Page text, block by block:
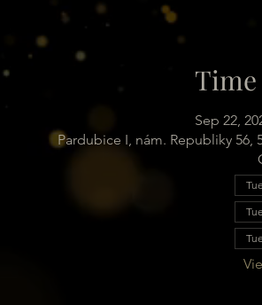
Sep 22,
Pardubice I, nám. Republiky 56,